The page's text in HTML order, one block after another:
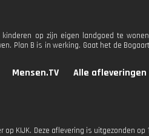
op zijn eigen landgoed te
Plan B is in werking. Gaat het de
Mensen.TV Alle afleveringen
KIJK. Deze aflevering is uitgezonden op